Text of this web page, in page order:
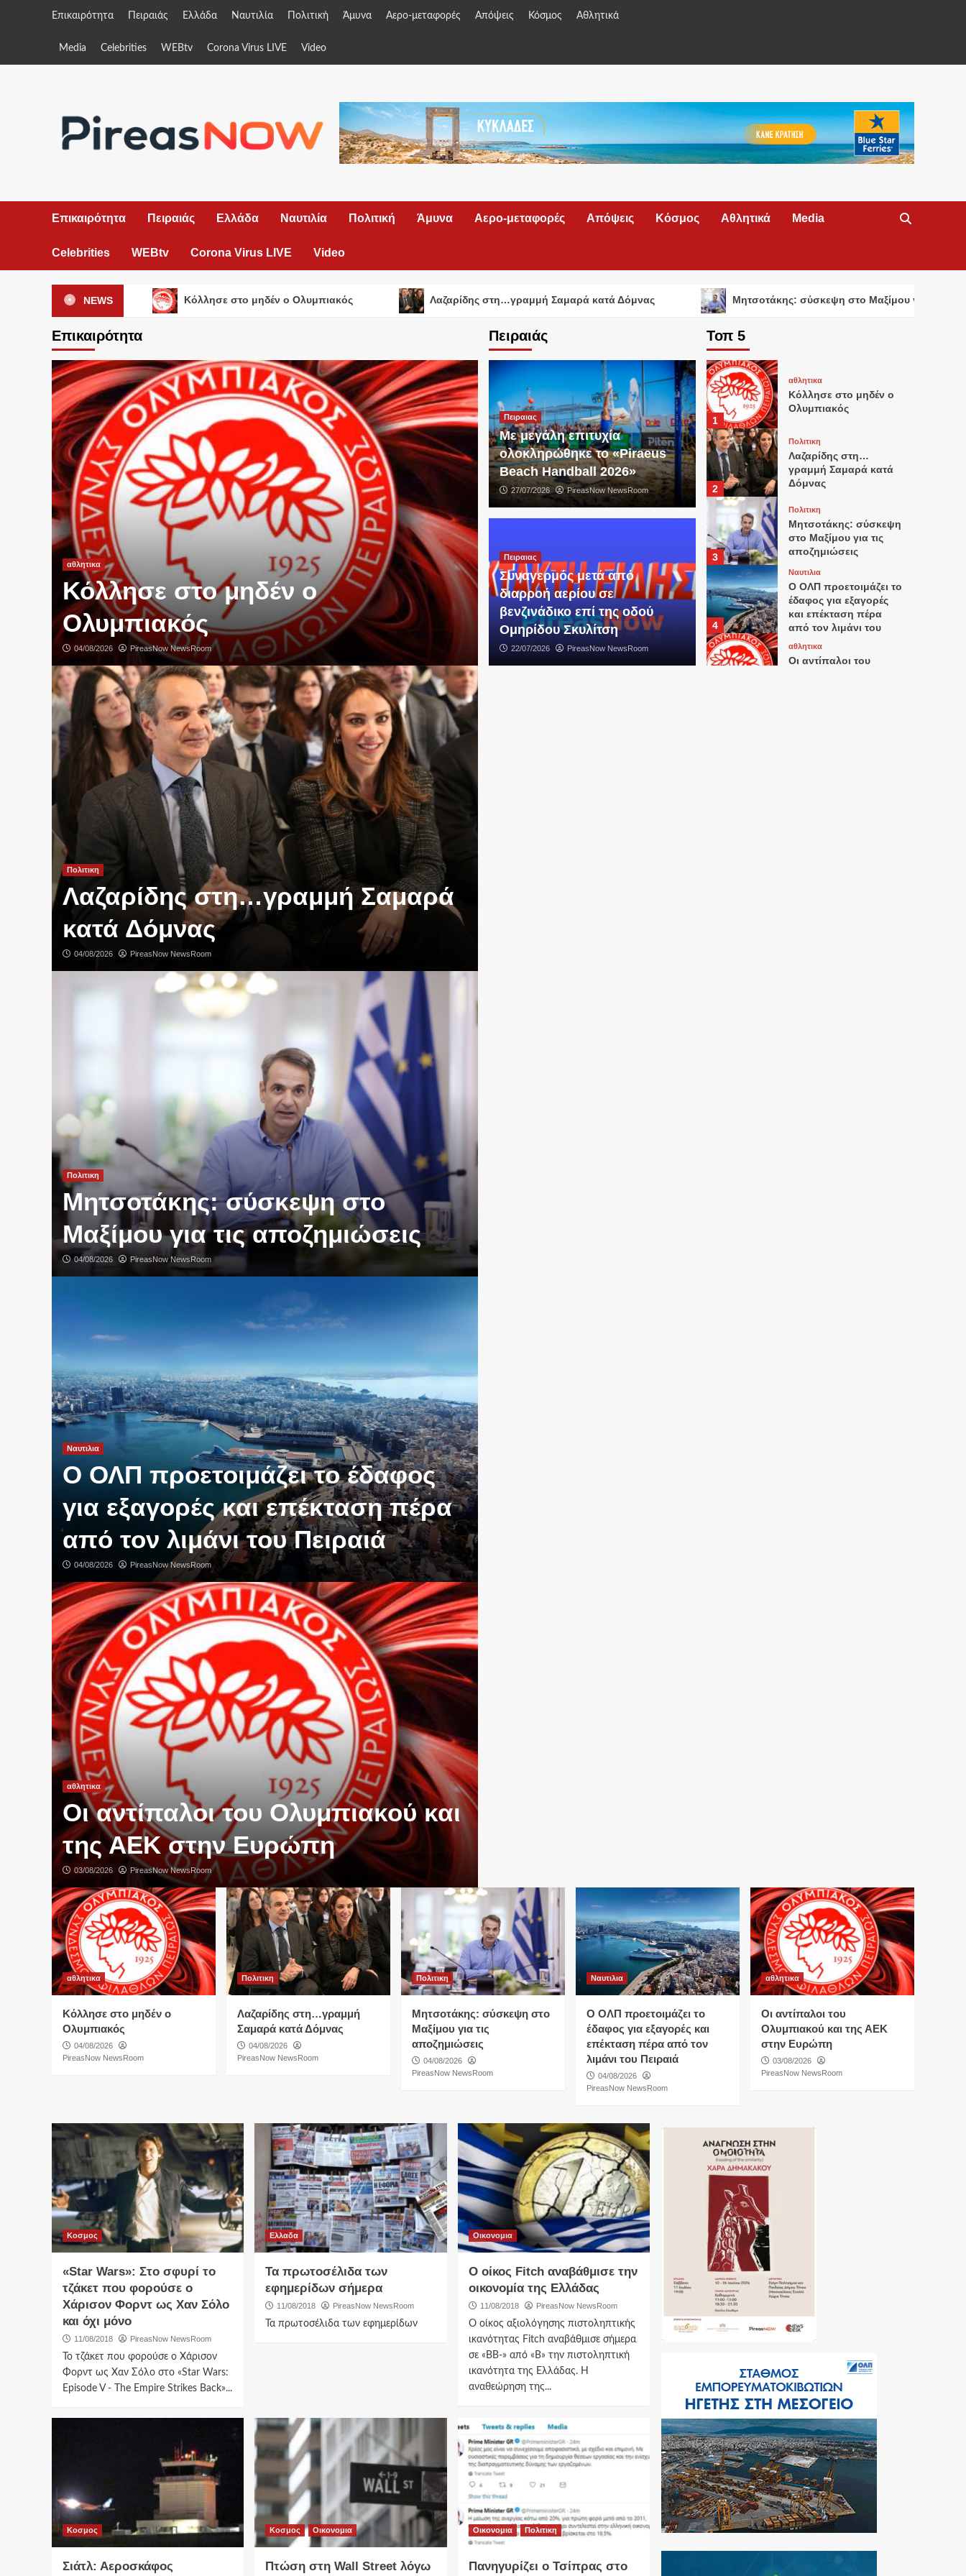
Επικαιρότητα Πειραιάς Ελλάδα Ναυτιλία Πολιτική Άμυνα Αερο-μεταφορές Απόψεις Κόσμος Αθλητικά
Media Celebrities WEBtv Corona Virus LIVE Video
Επικαιρότητα Πειραιάς Ελλάδα Ναυτιλία Πολιτική Άμυνα Αερο-μεταφορές Απόψεις Κόσμος Αθλητικά Media
Celebrities WEBtv Corona Virus LIVE Video
NEWS Κόλλησε στο μηδέν ο Ολυμπιακός Λαζαρίδης στη…γραμμή Σαμαρά κατά Δόμνας Μητσοτάκης: σύσκεψη στο Μαξίμου για τις
Επικαιρότητα
αθλητικα
Κόλλησε στο μηδέν ο
Ολυμπιακός
04/08/2026 PireasNow NewsRoom
Πολιτικη
Λαζαρίδης στη…γραμμή Σαμαρά
κατά Δόμνας
04/08/2026 PireasNow NewsRoom
Πολιτικη
Μητσοτάκης: σύσκεψη στο
Μαξίμου για τις αποζημιώσεις
04/08/2026 PireasNow NewsRoom
Ναυτιλια
O ΟΛΠ προετοιμάζει το έδαφος
για εξαγορές και επέκταση πέρα
από τον λιμάνι του Πειραιά
04/08/2026 PireasNow NewsRoom
αθλητικα
Οι αντίπαλοι του Ολυμπιακού και
της ΑΕΚ στην Ευρώπη
03/08/2026 PireasNow NewsRoom
Πειραιάς
Πειραιας
Με μεγάλη επιτυχία
ολοκληρώθηκε το «Piraeus
Beach Handball 2026»
27/07/2026 PireasNow NewsRoom
Πειραιας
Συναγερμός μετά από
διαρροή αερίου σε
βενζινάδικο επί της οδού
Ομηρίδου Σκυλίτση
22/07/2026 PireasNow NewsRoom
Τοπ 5
1
αθλητικα
Κόλλησε στο μηδέν ο
Ολυμπιακός
2
Πολιτικη
Λαζαρίδης στη…
γραμμή Σαμαρά κατά
Δόμνας
3
Πολιτικη
Μητσοτάκης: σύσκεψη
στο Μαξίμου για τις
αποζημιώσεις
4
Ναυτιλια
O ΟΛΠ προετοιμάζει το
έδαφος για εξαγορές
και επέκταση πέρα
από τον λιμάνι του
Πειραιά
αθλητικα
Οι αντίπαλοι του
αθλητικα
Κόλλησε στο μηδέν ο
Ολυμπιακός
04/08/2026
PireasNow NewsRoom
Πολιτικη
Λαζαρίδης στη…γραμμή
Σαμαρά κατά Δόμνας
04/08/2026
PireasNow NewsRoom
Πολιτικη
Μητσοτάκης: σύσκεψη στο
Μαξίμου για τις
αποζημιώσεις
04/08/2026
PireasNow NewsRoom
Ναυτιλια
O ΟΛΠ προετοιμάζει το
έδαφος για εξαγορές και
επέκταση πέρα από τον
λιμάνι του Πειραιά
04/08/2026
PireasNow NewsRoom
αθλητικα
Οι αντίπαλοι του
Ολυμπιακού και της ΑΕΚ
στην Ευρώπη
03/08/2026
PireasNow NewsRoom
Κοσμος
«Star Wars»: Στο σφυρί το
τζάκετ που φορούσε ο
Χάρισον Φορντ ως Χαν Σόλο
και όχι μόνο
11/08/2018 PireasNow NewsRoom
Το τζάκετ που φορούσε ο Χάρισον
Φορντ ως Χαν Σόλο στο «Star Wars:
Episode V - The Empire Strikes Back»...
Ελλαδα
Τα πρωτοσέλιδα των
εφημερίδων σήμερα
11/08/2018 PireasNow NewsRoom
Τα πρωτοσέλιδα των εφημερίδων
Οικονομια
Ο οίκος Fitch αναβάθμισε την
οικονομία της Ελλάδας
11/08/2018 PireasNow NewsRoom
Ο οίκος αξιολόγησης πιστοληπτικής
ικανότητας Fitch αναβάθμισε σήμερα
σε «ΒΒ-» από «Β» την πιστοληπτική
ικανότητα της Ελλάδας. Η
αναθεώρηση της...
Κοσμος
Σιάτλ: Αεροσκάφος
Κοσμος Οικονομια
Πτώση στη Wall Street λόγω
Οικονομια Πολιτικη
Πανηγυρίζει ο Τσίπρας στο